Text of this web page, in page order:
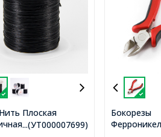
...(УТ000007699)
Нить Плоская
0.8мм/10м,
Бокорезы